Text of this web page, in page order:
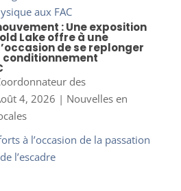
: Une exposition
Lake offre à une
de se replonger
conditionnement
des
4, 2026 | Nouvelles en